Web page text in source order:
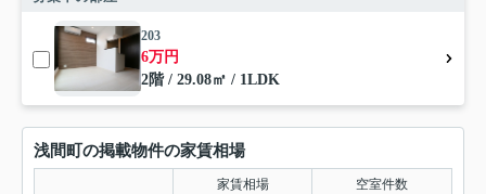
203
6万円
2階 / 29.08㎡ / 1LDK
浅間町の掲載物件の家賃相場
家賃相場 空室件数